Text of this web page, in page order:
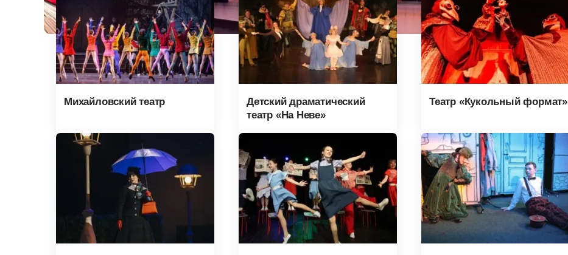
Михайловский театр
Детский драматический
театр «На Неве»
Театр «Кукольный формат»